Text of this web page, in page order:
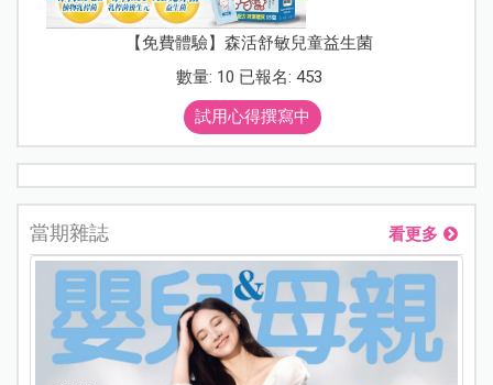
【免費體驗】森活舒敏兒童益生菌
數量: 10 已報名: 453
試用心得撰寫中
當期雜誌 看更多